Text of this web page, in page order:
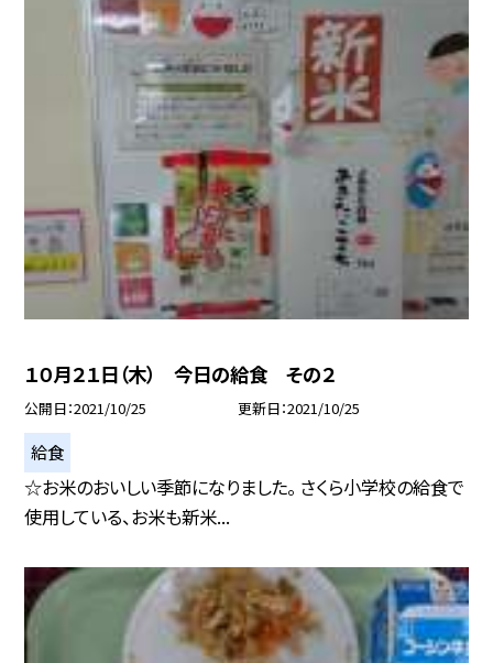
１０月２１日（木） 今日の給食 その２
公開日 2021/10/25 更新日 2021/10/25
給食
☆お米のおいしい季節になりました。 さくら小学校の給食で
使用している、お米も新米...